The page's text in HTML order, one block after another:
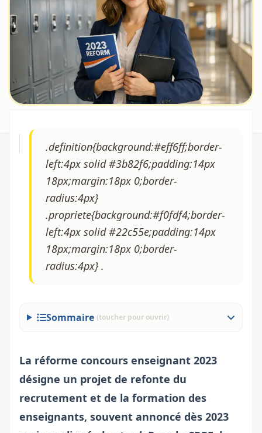
.definition{background:#eff6ff;border-
left:4px solid #3b82f6;padding:14px
18px;margin:18px 0;border-
radius:4px}
.propriete{background:#f0fdf4;border-
left:4px solid #22c55e;padding:14px
18px;margin:18px 0;border-
radius:4px} .
Sommaire (toucher pour ouvrir)
La réforme concours enseignant 2023
désigne un projet de refonte du
recrutement et de la formation des
enseignants, souvent annoncé dès 2023